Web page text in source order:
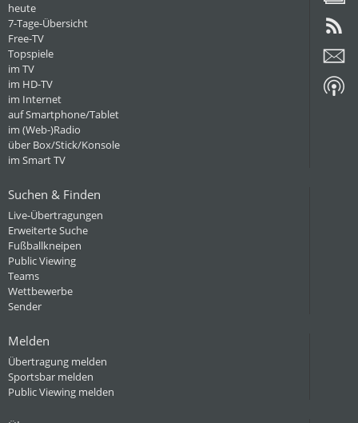
heute
7-Tage-Übersicht
Free-TV
Topspiele
im TV
im HD-TV
im Internet
auf Smartphone/Tablet
im (Web-)Radio
über Box/Stick/Konsole
im Smart TV
Suchen & Finden
Live-Übertragungen
Erweiterte Suche
Fußballkneipen
Public Viewing
Teams
Wettbewerbe
Sender
Melden
Übertragung melden
Sportsbar melden
Public Viewing melden